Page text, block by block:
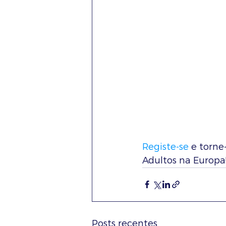
Registe-se e
Adultos na
Posts recentes